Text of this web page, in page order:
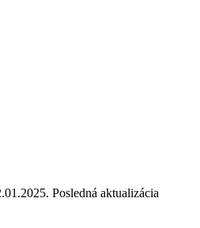
Posledná aktualizácia